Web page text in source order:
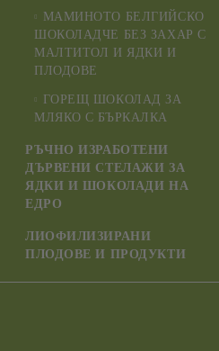
МАМИНОТО БЕЛГИЙСКО
ШОКОЛАДЧЕ БЕЗ ЗАХАР С
МАЛТИТОЛ И ЯДКИ И
ПЛОДОВЕ
ГОРЕЩ ШОКОЛАД ЗА
МЛЯКО С БЪРКАЛКА
РЪЧНО ИЗРАБОТЕНИ
ДЪРВЕНИ СТЕЛАЖИ ЗА
ЯДКИ И ШОКОЛАДИ НА
ЕДРО
ЛИОФИЛИЗИРАНИ
ПЛОДОВЕ И ПРОДУКТИ